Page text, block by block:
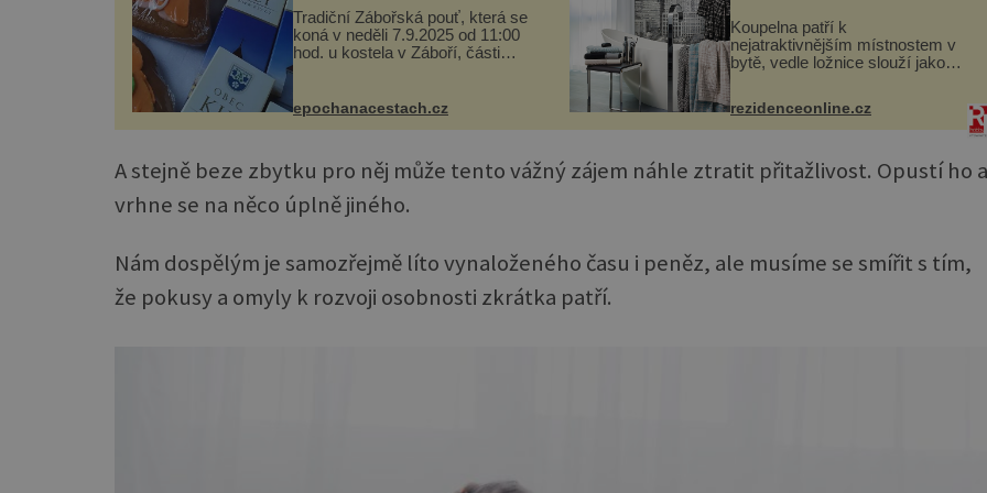
Tradiční Zábořská pouť, která se
koná v neděli 7.9.2025 od 11:00
hod. u kostela v Záboří, části
prohlídku kostela, dobovou
epochanacestach.cz
Koupelna patří k
nejatraktivnějším místnostem v
bytě, vedle ložnice slouží jako
Koupelnový textil – ručníky,
osušky a koberečky – mohou
jako mávnutím kouzelného
rezidenceonline.cz
A stejně beze zbytku pro něj může tento vážný zájem náhle ztratit přitažlivost. Opustí ho a
vrhne se na něco úplně jiného.
Nám dospělým je samozřejmě líto vynaloženého času i peněz, ale musíme se smířit s tím,
že pokusy a omyly k rozvoji osobnosti zkrátka patří.